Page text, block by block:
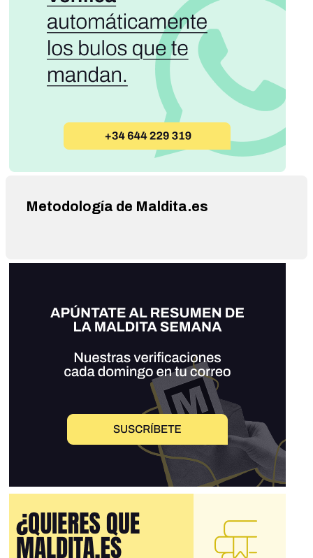
Metodología de Maldita.es